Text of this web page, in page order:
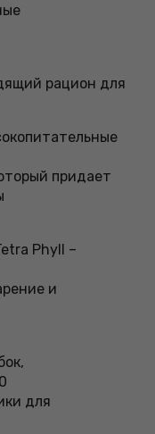
рацион для
придает
Phyll –
и
для